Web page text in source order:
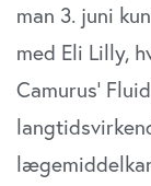
man 3. juni
med Eli Lilly,
Camurus’